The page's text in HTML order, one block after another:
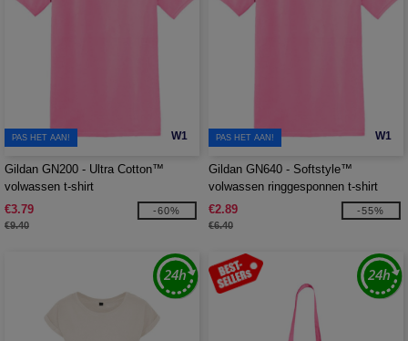
W1
PAS HET AAN!
Gildan GN200 - Ultra Cotton™
volwassen t-shirt
€3.79
€9.40
-60%
W1
PAS HET AAN!
Gildan GN640 - Softstyle™
volwassen ringgesponnen t-shirt
€2.89
€6.40
-55%